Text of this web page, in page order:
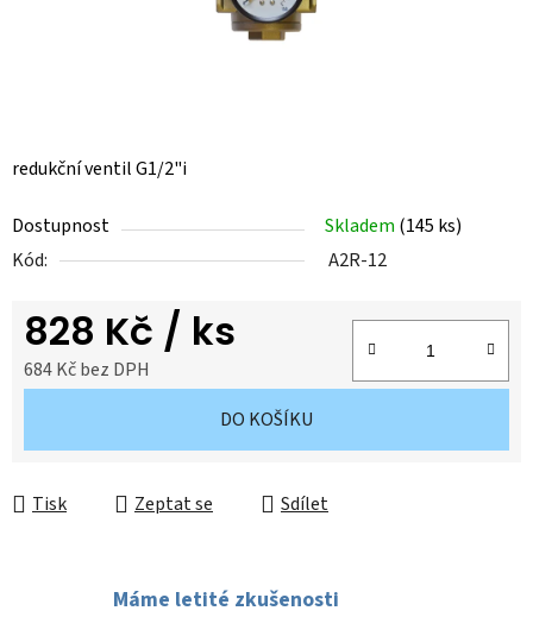
redukční ventil G1/2"i
Dostupnost Skladem (145 ks)
Kód:
A2R-12
828 Kč / ks
684 Kč bez DPH
DO KOŠÍKU
Tisk Zeptat se Sdílet
Máme letité zkušenosti